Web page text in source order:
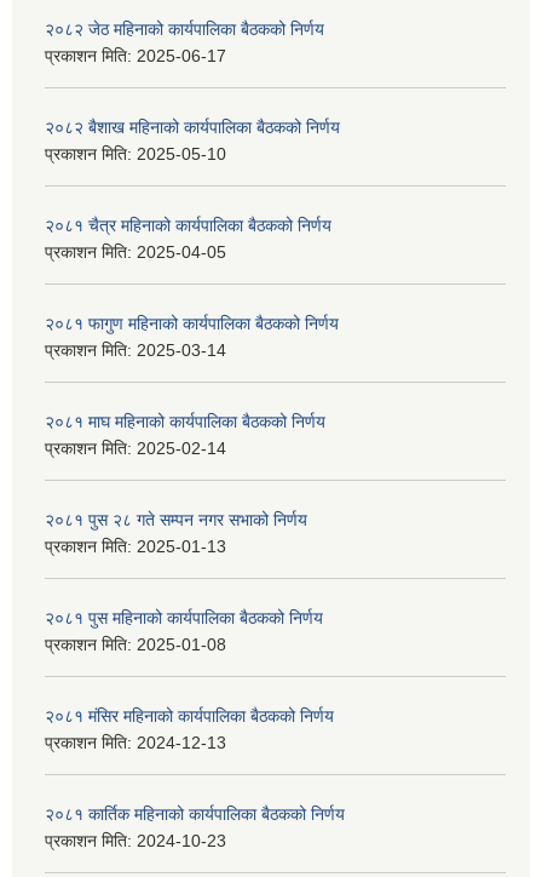
२०८२ जेठ महिनाको कार्यपालिका बैठकको निर्णय
प्रकाशन मिति: 2025-06-17
२०८२ बैशाख महिनाको कार्यपालिका बैठकको निर्णय
प्रकाशन मिति: 2025-05-10
२०८१ चैत्र महिनाको कार्यपालिका बैठकको निर्णय
प्रकाशन मिति: 2025-04-05
२०८१ फागुण महिनाको कार्यपालिका बैठकको निर्णय
प्रकाशन मिति: 2025-03-14
२०८१ माघ महिनाको कार्यपालिका बैठकको निर्णय
प्रकाशन मिति: 2025-02-14
२०८१ पुस २८ गते सम्प‍न नगर सभाको निर्णय
प्रकाशन मिति: 2025-01-13
२०८१ पुस महिनाको कार्यपालिका बैठकको निर्णय
प्रकाशन मिति: 2025-01-08
२०८१ मंसिर महिनाको कार्यपालिका बैठकको निर्णय
प्रकाशन मिति: 2024-12-13
२०८१ कार्तिक महिनाको कार्यपालिका बैठकको निर्णय
प्रकाशन मिति: 2024-10-23